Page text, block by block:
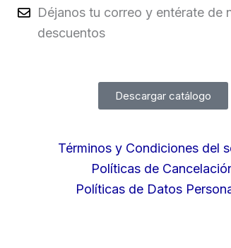
Déjanos tu correo y entérate de
descuentos
Descargar catálogo
Términos y Condiciones del
Políticas de
Políticas de Datos